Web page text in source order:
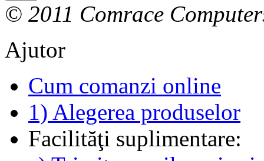
© 2011 Comrace
Ajutor
Cum comanzi online
1) Alegerea produselor
Facilităţi suplimentare: